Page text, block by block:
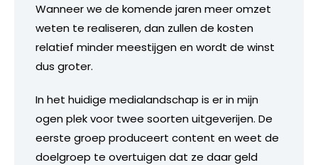
Wanneer we de komende jaren meer omzet
weten te realiseren, dan zullen de kosten
relatief minder meestijgen en wordt de winst
dus groter.
In het huidige medialandschap is er in mijn
ogen plek voor twee soorten uitgeverijen. De
eerste groep produceert content en weet de
doelgroep te overtuigen dat ze daar geld